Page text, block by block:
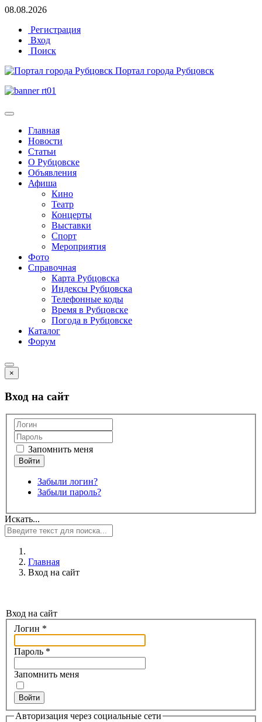
08.08.2026
Регистрация
Вход
Поиск
Портал города Рубцовск
Главная
Новости
Статьи
О Рубцовске
Объявления
Афиша
Кино
Театр
Концерты
Выставки
Спорт
Мероприятия
Фото
Справочная
Карта Рубцовска
Индексы Рубцовска
Телефонные коды
Время в Рубцовске
Погода в Рубцовске
Каталог
Форум
×
Вход на сайт
Запомнить меня
Забыли логин?
Забыли пароль?
Искать...
Главная
Вход на сайт
Вход на сайт
Логин *
Пароль *
Запомнить меня
Войти
Авторизация через социальные сети